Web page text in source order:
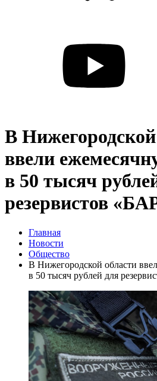
В
ввели
в 50 тысяч
резервистов
Главная
Новости
Общество
В Нижегородской области
в 50 тысяч рублей для